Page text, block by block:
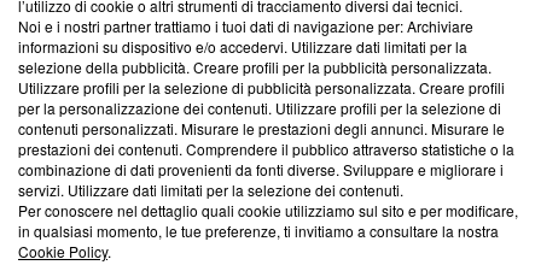
Corporate
Redazione
Informativa Privacy
Cookie Policy
Blasting SA, IDI CHE-247.845.224, Via Carlo Frasca, 3 - 6900
Lugano (Svizzera) Tel:+39 0690258937
l’utilizzo di cookie o altri strumenti di tracciamento diversi dai tecnici.
Noi e i nostri partner trattiamo i tuoi dati di navigazione per: Archiviare
informazioni su dispositivo e/o accedervi. Utilizzare dati limitati per la
selezione della pubblicità. Creare profili per la pubblicità personalizzata.
Utilizzare profili per la selezione di pubblicità personalizzata. Creare profili
per la personalizzazione dei contenuti. Utilizzare profili per la selezione di
contenuti personalizzati. Misurare le prestazioni degli annunci. Misurare le
prestazioni dei contenuti. Comprendere il pubblico attraverso statistiche o la
combinazione di dati provenienti da fonti diverse. Sviluppare e migliorare i
servizi. Utilizzare dati limitati per la selezione dei contenuti.
Per conoscere nel dettaglio quali cookie utilizziamo sul sito e per modificare,
in qualsiasi momento, le tue preferenze, ti invitiamo a consultare la nostra
Cookie Policy.